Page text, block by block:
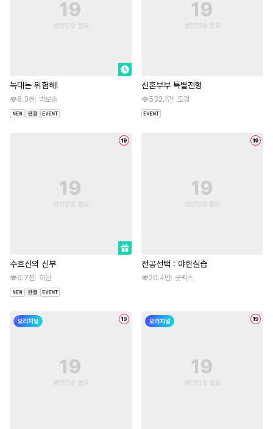
늑대는 위험해!
8.3천 박보송
신혼부부 특별전형
532.1만 도경
수호신의 신부
6.7천 히딘
전공선택 : 야한실습
20.4만 굿멕스